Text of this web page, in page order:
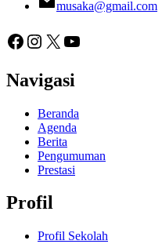
musaka@gmail.com
Facebook
Instagram
X YouTube
Navigasi
Beranda
Agenda
Berita
Pengumuman
Prestasi
Profil
Profil Sekolah